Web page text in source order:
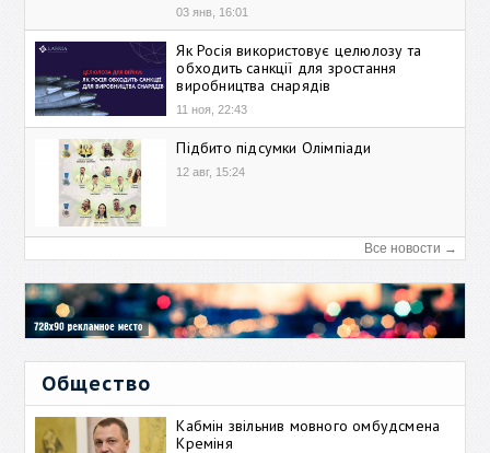
03 янв, 16:01
Як Росія використовує целюлозу та
обходить санкції для зростання
виробництва снарядів
11 ноя, 22:43
Підбито підсумки Олімпіади
12 авг, 15:24
Все новости →
Общество
Кабмін звільнив мовного омбудсмена
Креміня